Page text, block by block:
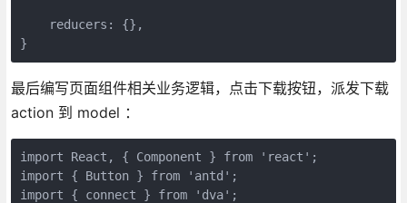
    reducers: {},
}
最后编写页面组件相关业务逻辑，点击下载按钮，派发下载
action 到 model ：
import React, { Component } from 'react';
import { Button } from 'antd';
import { connect } from 'dva';